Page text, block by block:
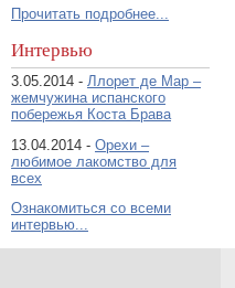
Прочитать подробнее...
Интервью
3.05.2014 - Ллорет де Мар –
жемчужина испанского
побережья Коста Брава
13.04.2014 - Орехи –
любимое лакомство для
всех
Ознакомиться со всеми
интервью...